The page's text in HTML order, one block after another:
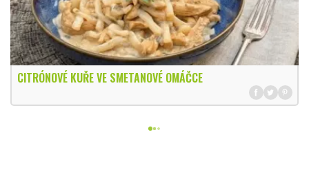
CITRÓNOVÉ KUŘE VE SMETANOVÉ OMÁČCE